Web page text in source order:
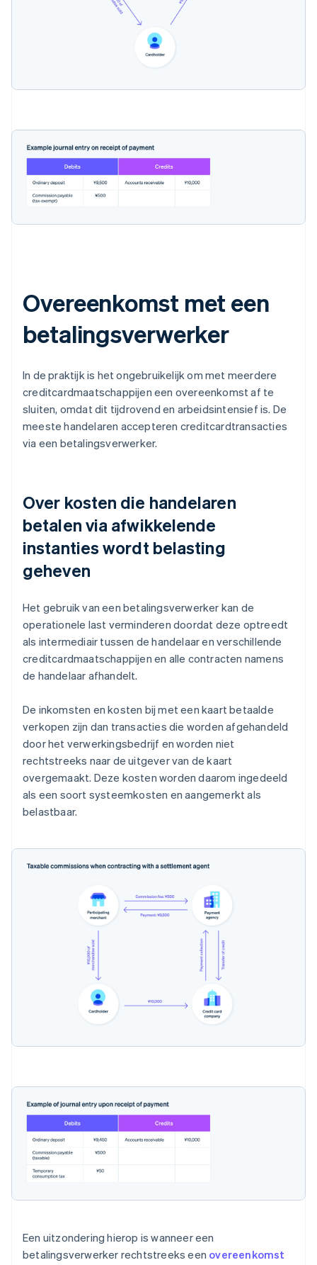
Overeenkomst met een
betalingsverwerker
In de praktijk is het ongebruikelijk om met meerdere
creditcardmaatschappijen een overeenkomst af te
sluiten, omdat dit tijdrovend en arbeidsintensief is. De
meeste handelaren accepteren creditcardtransacties
via een betalingsverwerker.
Over kosten die handelaren
betalen via afwikkelende
instanties wordt belasting
geheven
Het gebruik van een betalingsverwerker kan de
operationele last verminderen doordat deze optreedt
als intermediair tussen de handelaar en verschillende
creditcardmaatschappijen en alle contracten namens
de handelaar afhandelt.
De inkomsten en kosten bij met een kaart betaalde
verkopen zijn dan transacties die worden afgehandeld
door het verwerkingsbedrijf en worden niet
rechtstreeks naar de uitgever van de kaart
overgemaakt. Deze kosten worden daarom ingedeeld
als een soort systeemkosten en aangemerkt als
belastbaar.
Een uitzondering hierop is wanneer een
betalingsverwerker rechtstreeks een overeenkomst